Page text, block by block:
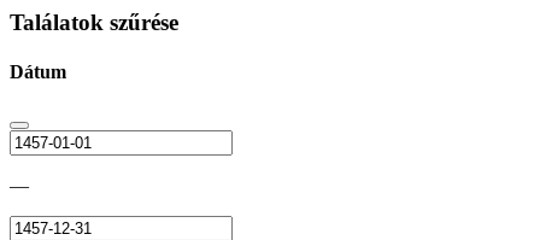
Találatok szűrése
Dátum
—